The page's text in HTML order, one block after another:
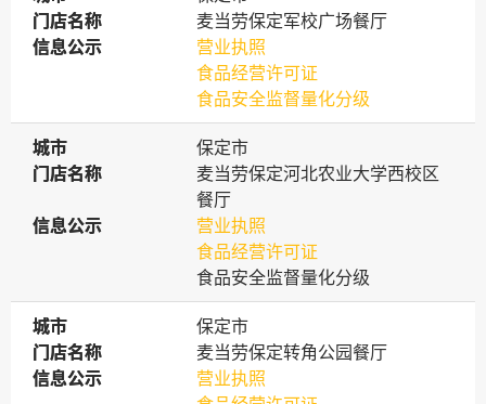
门店名称
门店名称
麦当劳保定军校广场餐厅
信息公示
信息公示
营业执照
食品经营许可证
食品安全监督量化分级
城市
城市
保定市
门店名称
门店名称
麦当劳保定河北农业大学西校区
餐厅
信息公示
信息公示
营业执照
食品经营许可证
食品安全监督量化分级
城市
城市
保定市
门店名称
门店名称
麦当劳保定转角公园餐厅
信息公示
信息公示
营业执照